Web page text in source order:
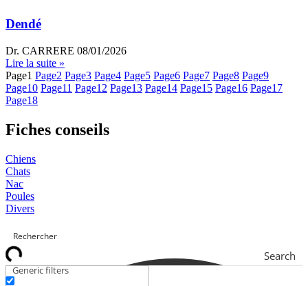
Dendé
Dr. CARRERE 08/01/2026
Lire la suite »
Page1 Page2 Page3 Page4 Page5 Page6 Page7 Page8 Page9
Page10 Page11 Page12 Page13 Page14 Page15 Page16 Page17
Page18
Fiches conseils
Chiens
Chats
Nac
Poules
Divers
Search
Generic filters